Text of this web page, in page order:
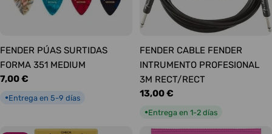
FENDER PÚAS SURTIDAS
FORMA 351 MEDIUM
Precio
7,00 €
●Entrega en 5-9 días
FENDER CABLE FENDER
INTRUMENTO PROFESIONAL
3M RECT/RECT
Precio
13,00 €
●Entrega en 1-2 días